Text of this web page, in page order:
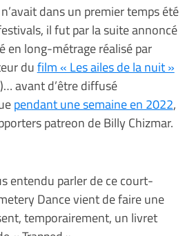
dans un premier temps été
il fut par la suite annoncé
en long-métrage réalisé par
dufilm « Les ailes de la nuit »
)… avant d’être diffusé
pendant une semaine en 2022,
patreon de Billy Chizmar.
entendu parler de ce court-
Dance vient de faire une
temporairement, un livret